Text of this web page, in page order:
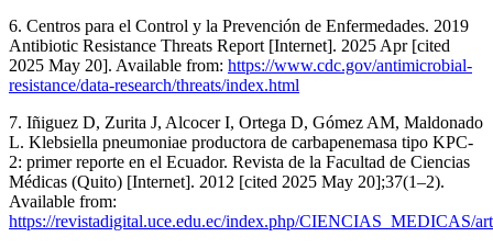
6. Centros para el Control y la Prevención de Enfermedades. 2019
Antibiotic Resistance Threats Report [Internet]. 2025 Apr [cited
2025 May 20]. Available from: https://www.cdc.gov/antimicrobial-
resistance/data-research/threats/index.html
7. Iñiguez D, Zurita J, Alcocer I, Ortega D, Gómez AM, Maldonado
L. Klebsiella pneumoniae productora de carbapenemasa tipo KPC-
2: primer reporte en el Ecuador. Revista de la Facultad de Ciencias
Médicas (Quito) [Internet]. 2012 [cited 2025 May 20];37(1–2).
Available from:
https://revistadigital.uce.edu.ec/index.php/CIENCIAS_MEDICAS/